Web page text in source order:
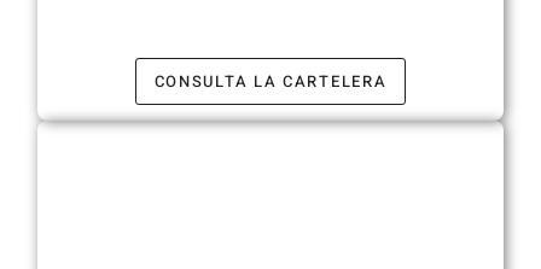
CONSULTA LA CARTELERA